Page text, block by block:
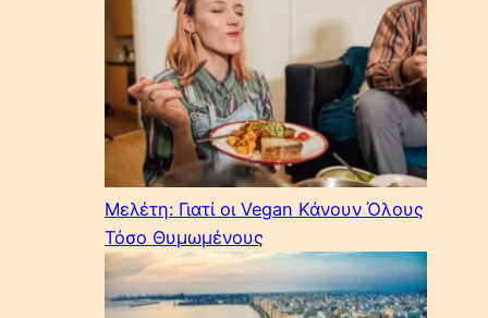
Μελέτη: Γιατί οι Vegan Κάνουν Όλους
Τόσο Θυμωμένους